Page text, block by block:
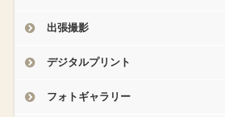
出張撮影
デジタルプリント
フォトギャラリー